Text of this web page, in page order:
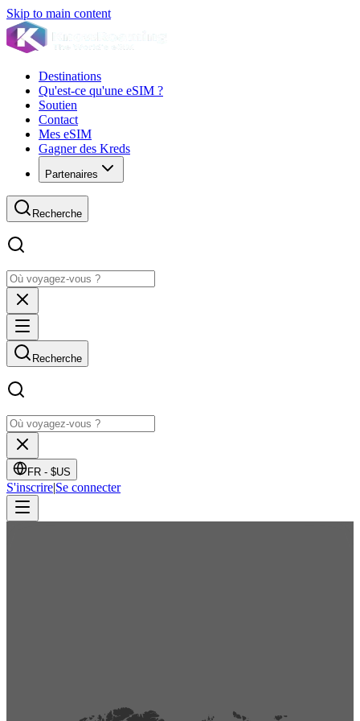
Skip to main content
Destinations
Qu'est-ce qu'une eSIM ?
Soutien
Contact
Mes eSIM
Gagner des Kreds
Partenaires
Recherche
Recherche
FR - $US
S'inscrire|Se connecter